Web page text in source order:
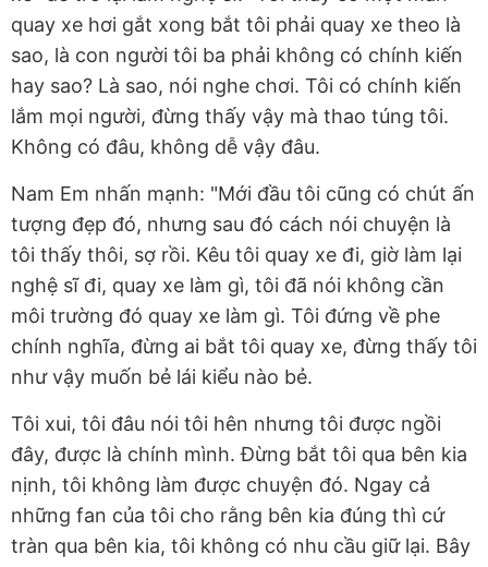
quay xe hơi gắt xong bắt tôi phải quay xe theo là
sao, là con người tôi ba phải không có chính kiến
hay sao? Là sao, nói nghe chơi. Tôi có chính kiến
lắm mọi người, đừng thấy vậy mà thao túng tôi.
Không có đâu, không dễ vậy đâu.
Nam Em nhấn mạnh: "Mới đầu tôi cũng có chút ấn
tượng đẹp đó, nhưng sau đó cách nói chuyện là
tôi thấy thôi, sợ rồi. Kêu tôi quay xe đi, giờ làm lại
nghệ sĩ đi, quay xe làm gì, tôi đã nói không cần
môi trường đó quay xe làm gì. Tôi đứng về phe
chính nghĩa, đừng ai bắt tôi quay xe, đừng thấy tôi
như vậy muốn bẻ lái kiểu nào bẻ.
Tôi xui, tôi đâu nói tôi hên nhưng tôi được ngồi
đây, được là chính mình. Đừng bắt tôi qua bên kia
nịnh, tôi không làm được chuyện đó. Ngay cả
những fan của tôi cho rằng bên kia đúng thì cứ
tràn qua bên kia, tôi không có nhu cầu giữ lại. Bây